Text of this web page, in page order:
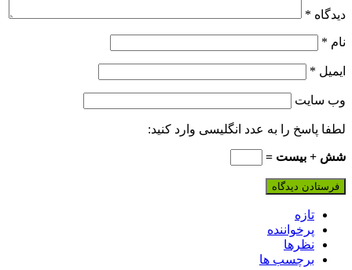
دیدگاه *
نام *
ایمیل *
وب‌ سایت
لطفا پاسخ را به عدد انگلیسی وارد کنید:
شش + بیست =
تازه
پرخواننده
نظرها
برچسب ها